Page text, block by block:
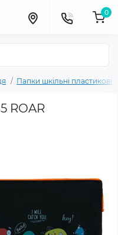
0
Папки шкільні пластикові
ROAR